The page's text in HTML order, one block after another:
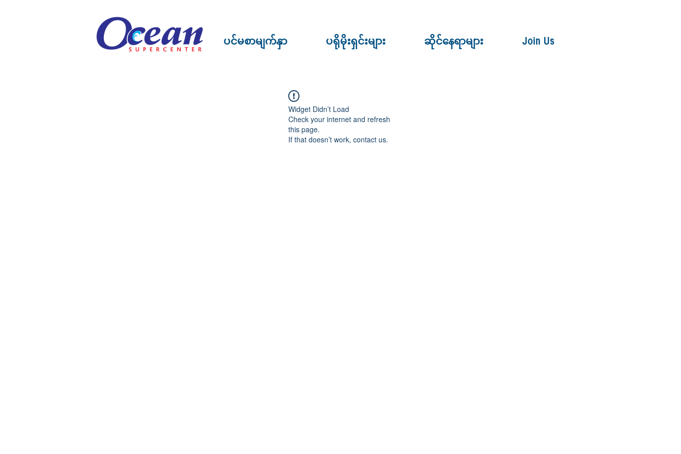
ပင်မစာမျက်နှာ ပရိုမိုးရှင်းများ ဆိုင်နေရာများ Join Us
Widget Didn’t Load
Check your internet and refresh
this page.
If that doesn’t work, contact us.